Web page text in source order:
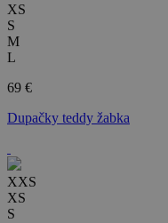
XS
S
M
L
69 €
Dupačky teddy žabka
XXS
XS
S